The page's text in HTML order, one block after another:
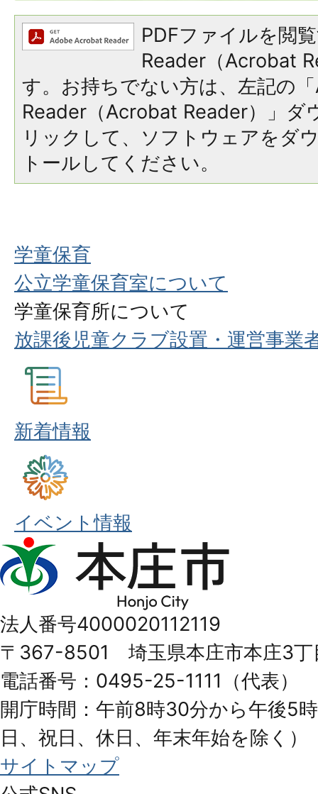
PDFファイルを閲
Reader（Acrobat
す。お持ちでない方は、左記の
Reader（Acrobat Reader）」ダ
リックして、ソフトウェアをダ
トールしてください。
学童保育
公立学童保育室について
学童保育所について
放課後児童クラブ設置・運営事業
新着情報
イベント情報
本
庄
Honjo
City
法人番号4000020112119
〒367-8501 埼玉県本庄市本庄3丁
電話番号：0495-25-1111（代表）
開庁時間：午前8時30分から午後5
日、祝日、休日、年末年始を除く）
サイトマップ